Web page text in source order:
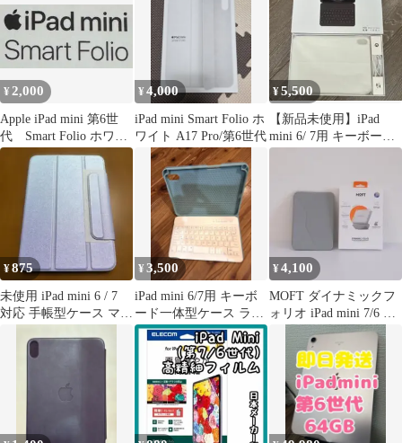
¥ 2,000
Apple iPad mini 第6世
代 Smart Folio ホワイ
ト
¥4,000
iPad mini Smart Folio ホ
ワイト A17 Pro/第6世代
¥5,500
【新品未使用】iPad
mini 6/ 7用 キーボード
カバー HOU FY-8
¥875
未使用 iPad mini 6 / 7
対応 手帳型ケース マグ
¥3,500
iPad mini 6/7用 キーボ
ード一体型ケース ライ
トブルー
¥4,100
MOFT ダイナミックフ
ォリオ iPad mini 7/6 ケ